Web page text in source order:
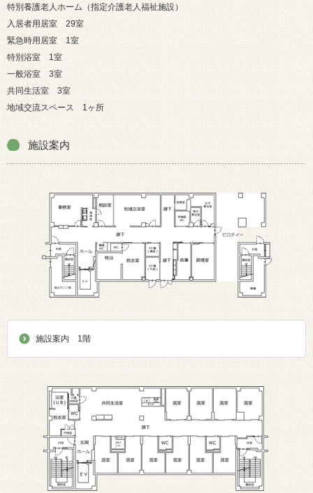
特別養護老人ホーム（指定介護老人福祉施設）
入居者用居室 29室
緊急時用居室 1室
特別浴室 1室
一般浴室 3室
共同生活室 3室
地域交流スペース 1ヶ所
施設案内
施設案内 1階